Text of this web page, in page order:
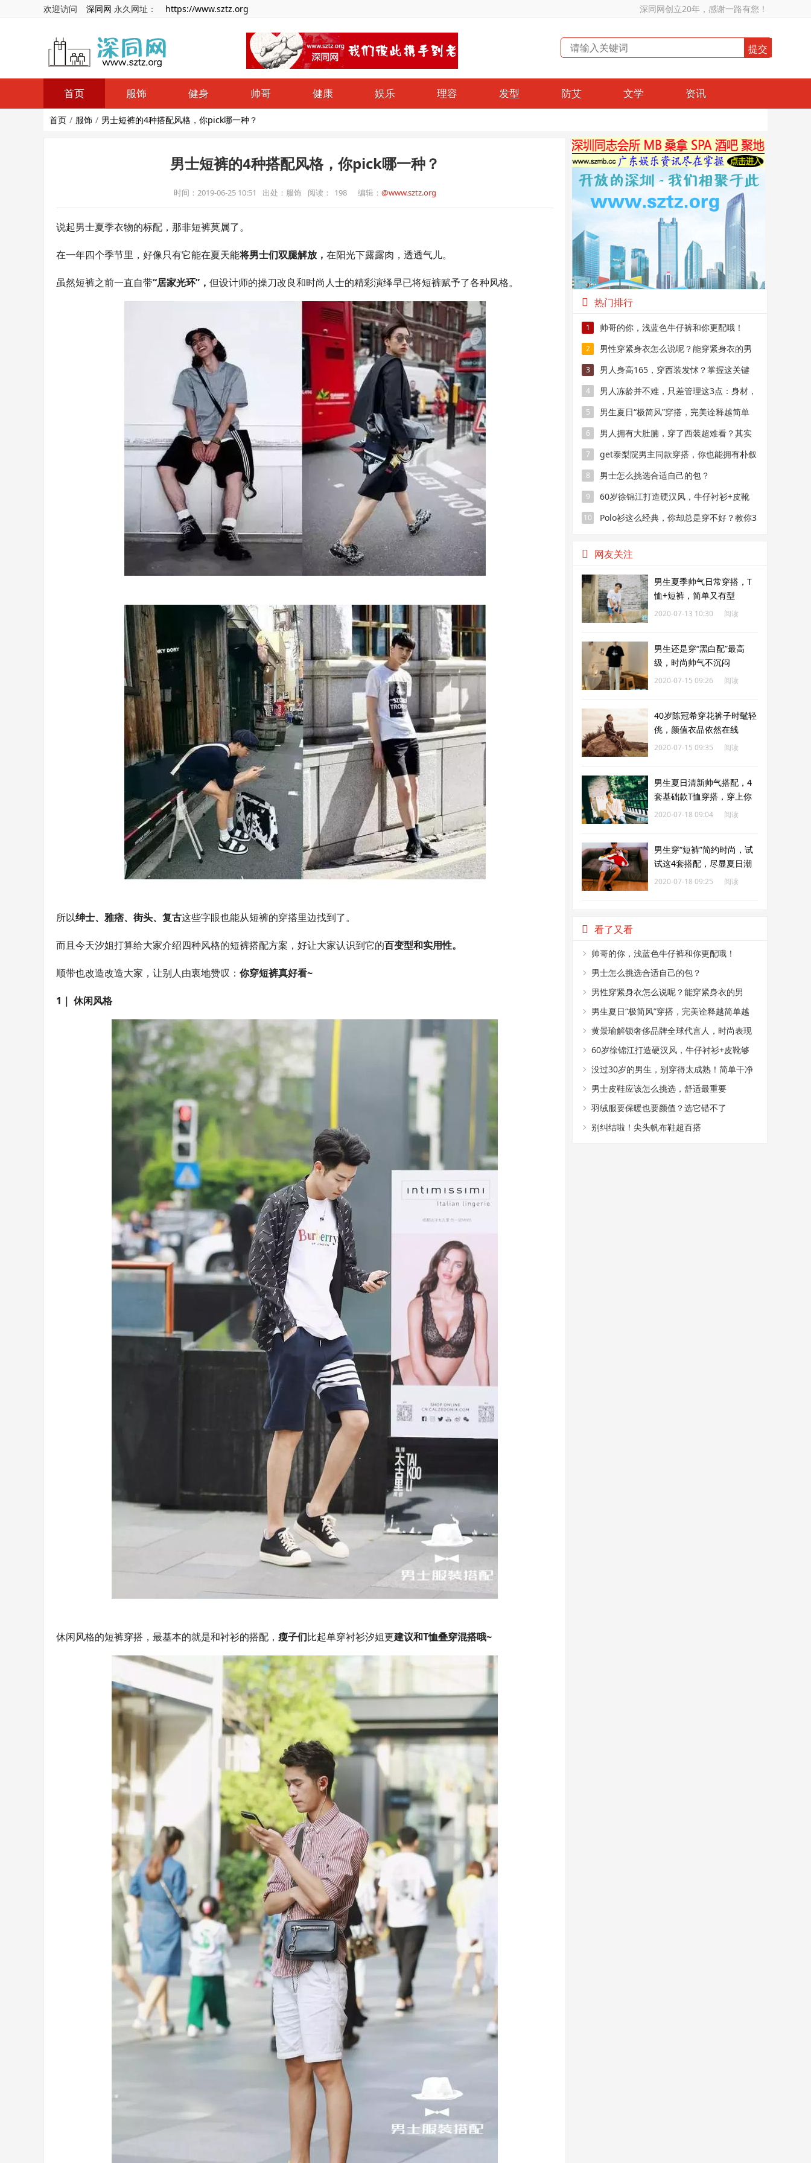
欢迎访问 深同网 永久网址： https://www.sztz.org 深同网创立20年，感谢一路有您！
首页 服饰 健身 帅哥 健康 娱乐 理容 发型 防艾 文学 资讯
首页 服饰 男士短裤的4种搭配风格，你pick哪一种？
男士短裤的4种搭配风格，你pick哪一种？
时间：2019-06-25 10:51 出处：服饰 阅读： 198 编辑： @www.sztz.org
说起男士夏季衣物的标配，那非短裤莫属了。
在一年四个季节里，好像只有它能在夏天能将男士们双腿解放， 在阳光下露露肉，透透气儿。
虽然短裤之前一直自带“居家光环”， 但设计师的操刀改良和时尚人士的精彩演绎早已将短裤赋予了各种风格。
所以绅士、雅痞、街头、复古这些字眼也能从短裤的穿搭里边找到了。
而且今天汐姐打算给大家介绍四种风格的短裤搭配方案，好让大家认识到它的百变型和实用性。
顺带也改造改造大家，让别人由衷地赞叹： 你穿短裤真好看~
1｜ 休闲风格
休闲风格的短裤穿搭，最基本的就是和衬衫的搭配， 瘦子们比起单穿衬衫汐姐更建议和T恤叠穿混搭哦~
热门排行
1 帅哥的你，浅蓝色牛仔裤和你更配哦！
2
男性穿紧身衣怎么说呢？能穿紧身衣的男
性，首先能满足这4个条件
3
男人身高165，穿西装发怵？掌握这关键
处，穿出175
4
男人冻龄并不难，只差管理这3点：身材，
衣品，相貌
5
男生夏日“极简风”穿搭，完美诠释越简单
越帅气
6
男人拥有大肚腩，穿了西装超难看？其实
显瘦超简单
7
get泰梨院男主同款穿搭，你也能拥有朴叙
俊一样的男神气质！
8 男士怎么挑选合适自己的包？
9
60岁徐锦江打造硬汉风，牛仔衬衫+皮靴
够时髦
10
Polo衫这么经典，你却总是穿不好？教你3
网友关注
男生夏季帅气日常穿搭，T
恤+短裤，简单又有型
2020-07-13 10:30
阅读
男生还是穿“黑白配”最高
级，时尚帅气不沉闷
2020-07-15 09:26
阅读
40岁陈冠希穿花裤子时髦轻
佻，颜值衣品依然在线
2020-07-15 09:35
阅读
男生夏日清新帅气搭配，4
套基础款T恤穿搭，穿上你
就是最靓的仔
2020-07-18 09:04
阅读
男生穿“短裤”简约时尚，试
试这4套搭配，尽显夏日潮
男风格
2020-07-18 09:25
阅读
看了又看
帅哥的你，浅蓝色牛仔裤和你更配哦！
男士怎么挑选合适自己的包？
男性穿紧身衣怎么说呢？能穿紧身衣的男
性，首先能满足这4个条件
男生夏日“极简风”穿搭，完美诠释越简单越
帅气
黄景瑜解锁奢侈品牌全球代言人，时尚表现
力真好
60岁徐锦江打造硬汉风，牛仔衬衫+皮靴够
时髦
没过30岁的男生，别穿得太成熟！简单干净
的T恤搭配，帅气又减龄
男士皮鞋应该怎么挑选，舒适最重要
羽绒服要保暖也要颜值？选它错不了
别纠结啦！尖头帆布鞋超百搭